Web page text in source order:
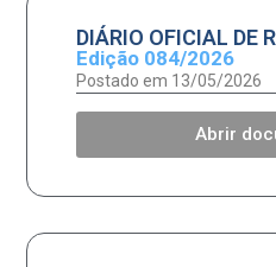
DIÁRIO OFICIAL DE
Edição 084/2026
Postado em 13/05/2026
Abrir